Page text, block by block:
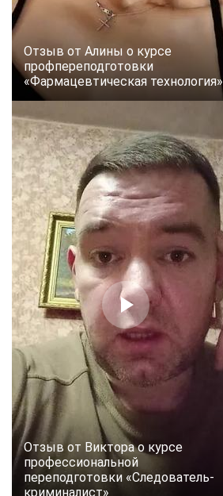
Отзыв от Алины о курсе
профпереподготовки
«Фармацевтическая технология»
Отзыв от Виктора о курсе
профессиональной
переподготовки «Следователь-
криминалист»